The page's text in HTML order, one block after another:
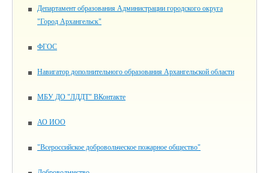
Департамент образования Администрации городского округа
"Город Архангельск"
ФГОС
Навигатор дополнительного образования Архангельской области
МБУ ДО "ЛДДТ" ВКонтакте
АО ИОО
"Всероссийское добровольческое пожарное общество"